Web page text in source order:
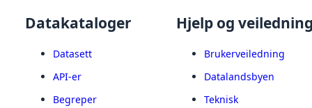
Datakataloger
Datasett
API-er
Begreper
Hjelp og
Brukerveiledning
Datalandsbyen
Teknisk